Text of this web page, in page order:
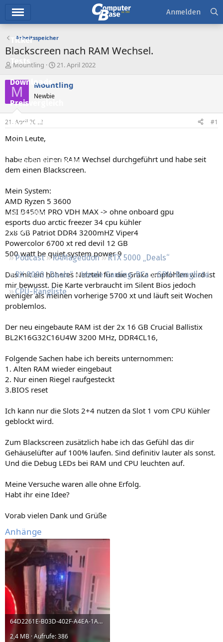
Ticker
Tests
Downloads
Preisvergleich
Forum
Aktuelles
Empfohlene Inhalte
Neueste Aktivitäten
Leserartikel
Regeln
Podcast RAMageddon
RTX 5000 „Deals“
RX 9000 „Deals“
Ideale Gaming-PCs
GPU-Rangliste
CPU-Rangliste
Anmelden
Arbeitsspeicher
Blackscreen nach RAM Wechsel.
E
s
t
e
e
r
Mountling
E
s
t
21. April 2022
M Mountling
Newbie
21. April 2022 #1
Moin Leute,
habe eben einen RAM Wechsel durchgeführt und habe seit
dem einen Blackscreen.
Mein System:
AMD Ryzen 5 3600
MSI B450M PRO VDH MAX -> ohne onboard gpu
esports duo arctic freezer 34 cpu kühler
2x8 GB Patriot DDR4 3200mHZ Viper4
Powercolor 6700 xt red devil 12 GB
500 watt be quiet system power 9
Das mit ein höheres Netzteil für die Graka empfohlen wird ist
mir bewusst. Die Karte verbraucht im Silent Bios jedoch
weniger als meinen vorherige 5700 xt und läuft seit Wochen
problemlos.
Der neu eingebaute RAM ist der 2x 16 GB Crucial Ballistix
BL2K16G32C16U4W 3200 MHz, DDR4CL16,
Folgende Sachen habe ich bereits unternommen:
1. Alten RAM wieder eingebaut
2. Nur einen Riegel raufgesteckt
3.BIOS reset
Ich kann nur die Slots 2+4 nutzen da Slot 1 vom CPU Kühler
geblockt wird.
Zum Blackscreen zusätzlich habe ich das Gefühl das dir
Gehäuselüfter auf 100% laufen. Sind definitiv lauter als sonst.
Und die Debug LEDs bei RAM und CPU leuchten auf.
Meine Versuche waren alle ohne Erfolg.
Habt ihr eine Idee?
Vorab vielen Dank und Grüße
Anhänge
64D2261E-B03D-402F-A4EA-1A50ACB16E42.jpeg
2,4 MB · Aufrufe: 386